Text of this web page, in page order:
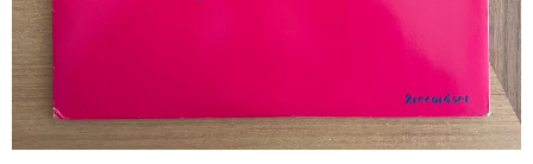
JAZZ-US
BLUE NOTE